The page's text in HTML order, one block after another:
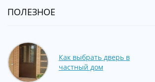
ПОЛЕЗНОЕ
Как выбрать дверь в
частный дом